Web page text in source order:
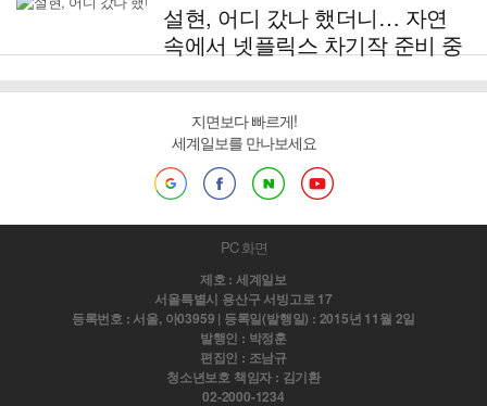
설현, 어디 갔나 했더니… 자연
속에서 넷플릭스 차기작 준비 중
지면보다 빠르게!
세계일보를 만나보세요
PC 화면
제호 : 세계일보
서울특별시 용산구 서빙고로 17
등록번호 : 서울, 아03959 | 등록일(발행일) : 2015년 11월 2일
발행인 : 박정훈
편집인 : 조남규
청소년보호 책임자 : 김기환
02-2000-1234